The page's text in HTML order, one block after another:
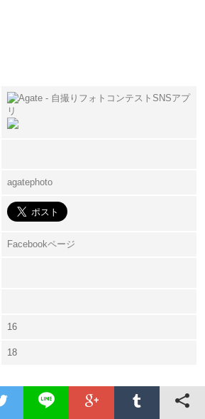
agatephoto
Facebookページ
16
18